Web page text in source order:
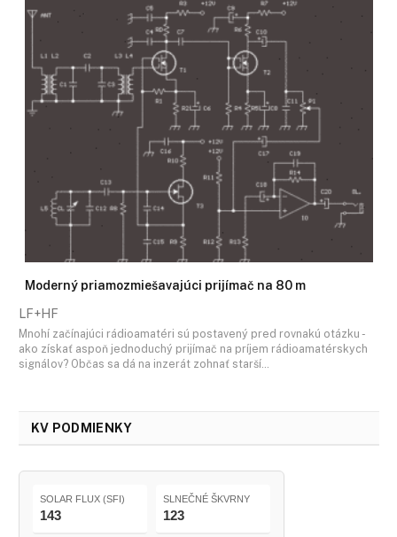
Moderný priamozmiešavajúci prijímač na 80 m
LF+HF
Mnohí začínajúci rádioamatéri sú postavený pred rovnakú otázku -
ako získať aspoň jednoduchý prijímač na príjem rádioamatérskych
signálov? Občas sa dá na inzerát zohnať starší…
KV PODMIENKY
SOLAR FLUX (SFI)
143
SLNEČNÉ ŠKVRNY
123